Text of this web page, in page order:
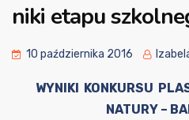
niki etapu
10 października 2016
WYNIKI KONKURSU
NATURY –